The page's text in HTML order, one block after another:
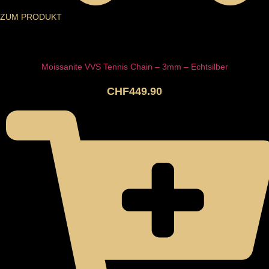
ZUM PRODUKT
Moissanite VVS Tennis Chain – 3mm – Echtsilber
CHF449.90